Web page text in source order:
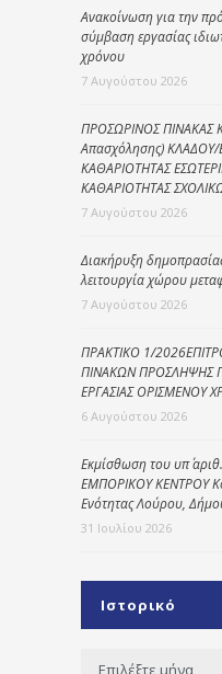
Ανακοίνωση για την
σύμβαση εργασίας
χρόνου
7 Αυγούστου 2026
ΠΡΟΣΩΡΙΝΟΣ ΠΙΝΑΚΑΣ
Απασχόλησης)
ΚΑΘΑΡΙΟΤΗΤΑΣ
ΚΑΘΑΡΙΟΤΗΤΑΣ
7 Αυγούστου 2026
Διακήρυξη
λειτουργία χώρου
7 Αυγούστου 2026
ΠΡΑΚΤΙΚΟ 1/
ΠΙΝΑΚΩΝ ΠΡΟΣΛΗΨΗΣ
ΕΡΓΑΣΙΑΣ ΟΡΙΣΜΕΝΟΥ
6 Αυγούστου 2026
Εκμίσθωση του υπ΄
ΕΜΠΟΡΙΚΟΥ ΚΕΝΤΡΟΥ
Ενότητας Λούρου,
31 Ιουλίου 2026
Ιστορικό
Ιστορικό